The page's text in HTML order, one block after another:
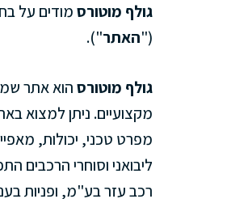
גולף מוטורסמודים על
("האתר").
גולף מוטורסהוא אתר
מקצועיים. ניתן למצוא
מפרט טכני, יכולות,